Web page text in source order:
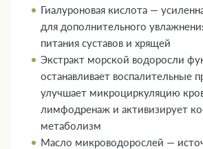
Гиалуроновая кислота —
для дополнительного
питания суставов и хрящей
Экстракт морской водоросли
останавливает воспалительные
улучшает микроциркуляцию
лимфодренаж и активизирует
метаболизм
Масло микроводорослей —